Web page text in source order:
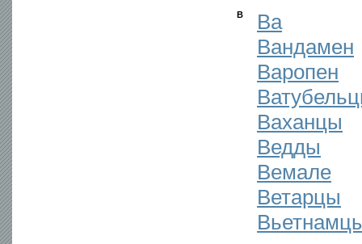
В
Ва
Вандамен
Варопен
Ваханцы
Ведды
Вемале
Ветарцы